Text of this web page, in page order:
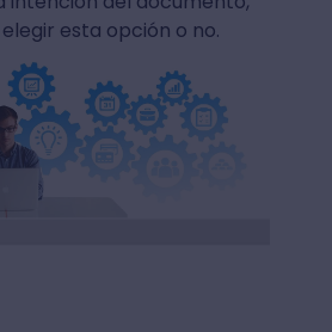
esta opción o no.